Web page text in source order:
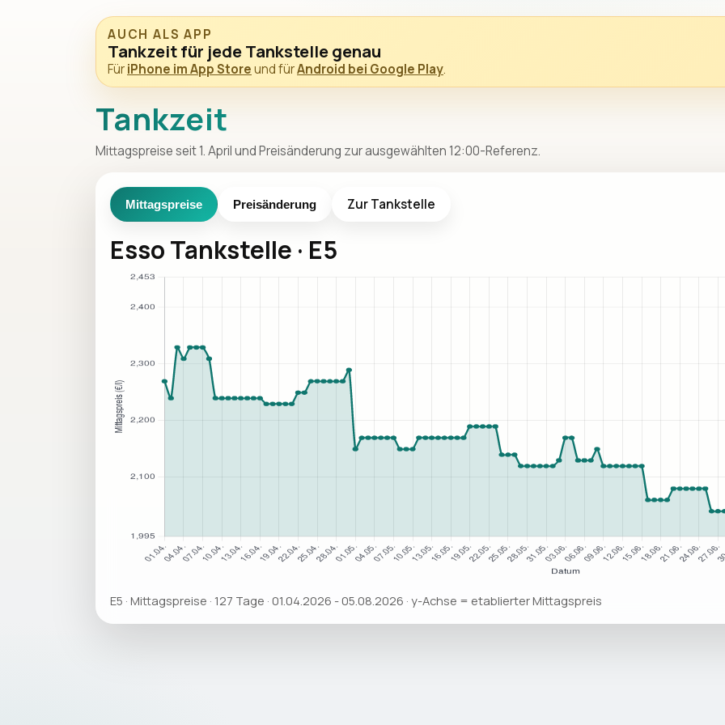
AUCH ALS APP
Tankzeit für jede Tankstelle genau
FüriPhone im App Storeund fürAndroid bei Google Play.
Tankzeit
Mittagspreise seit 1. April und Preisänderung zur ausgewählten 12:00-Referenz.
Mittagspreise Preisänderung Zur Tankstelle
Esso Tankstelle · E5
E5 · Mittagspreise · 127 Tage · 01.04.2026 - 05.08.2026 · y-Achse = etablierter Mittagspreis